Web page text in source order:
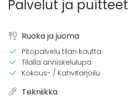
Palvelut ja puitteet
Ruoka ja juoma
Pitopalvelu tilan kautta
Tilalla anniskelulupa
Kokous- / Kahvitarjoilu
Tekniikka